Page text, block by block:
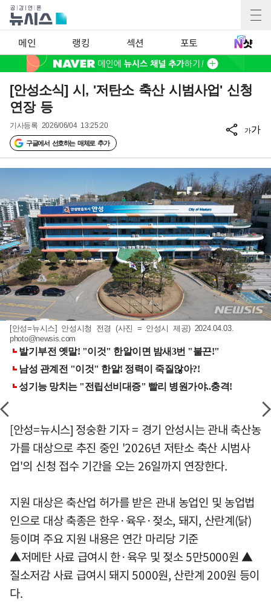
메인 랭킹 섹션 포토
[안성소식] 시, '저탄소 축산 시범사업' 신청
연장 등
기사등록 2026/06/04 13:25:20
구글에서 선호하는 매체로 추가
가가
[안성=뉴시스] 안성시청 전경 (사진 = 안성시 제공) 2024.04.03.
photo@newsis.com
[안성=뉴시스] 정숭환 기자 = 경기 안성시는 관내 축산농
가를 대상으로 추진 중인 '2026년 저탄소 축산 시범사
업'의 신청 접수 기간을 오는 26일까지 연장한다.
지원 대상은 축산업 허가를 받은 관내 농업인 및 농업법
인으로 대상 축종은 한우·육우·젖소, 돼지, 산란계(닭)
등이며 주요 지원 내용은 연간 마리당 기준
▲저메탄 사료 급여시 한·육우 및 젖소 5만5000원 ▲
질소저감 사료 급여시 돼지 5000원, 산란계 200원 등이
다.